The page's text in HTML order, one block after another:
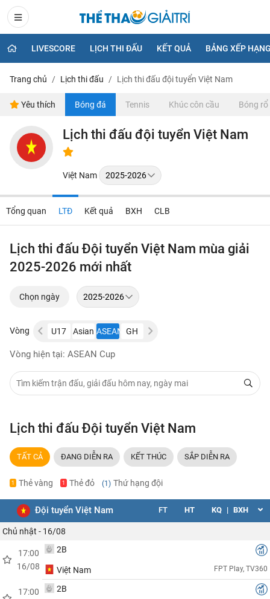
LIVESCORE LỊCH THI ĐẤU KẾT QUẢ BẢNG XẾP
Trang chủ Lịch thi đấu Lịch thi đấu đội tuyển Việt Nam
Yêu thích Bóng đá Tennis Khúc côn cầu Bóng rổ
Lịch thi đấu đội tuyển Việt Nam
Việt Nam
Tổng quan LTĐ Kết quả BXH CLB
Lịch thi đấu Đội tuyển Việt Nam mùa giải
2025-2026 mới nhất
Chọn ngày
Vòng
U23
U19
Nam
U17
Nam
Asian ASEAN
GH
U23
Vòng hiện tại: ASEAN Cup
Lịch thi đấu Đội tuyển Việt Nam
TẤT CẢ ĐANG DIỄN RA KẾT THÚC SẮP DIỄN RA
1 Thẻ vàng 1 Thẻ đỏ (1) Thứ hạng đội
Đội tuyển Việt Nam FT HT KQ | BXH
Chủ nhật - 16/08
17:00
16/08
2B
Việt Nam FPT Play, TV360
17:00
2B